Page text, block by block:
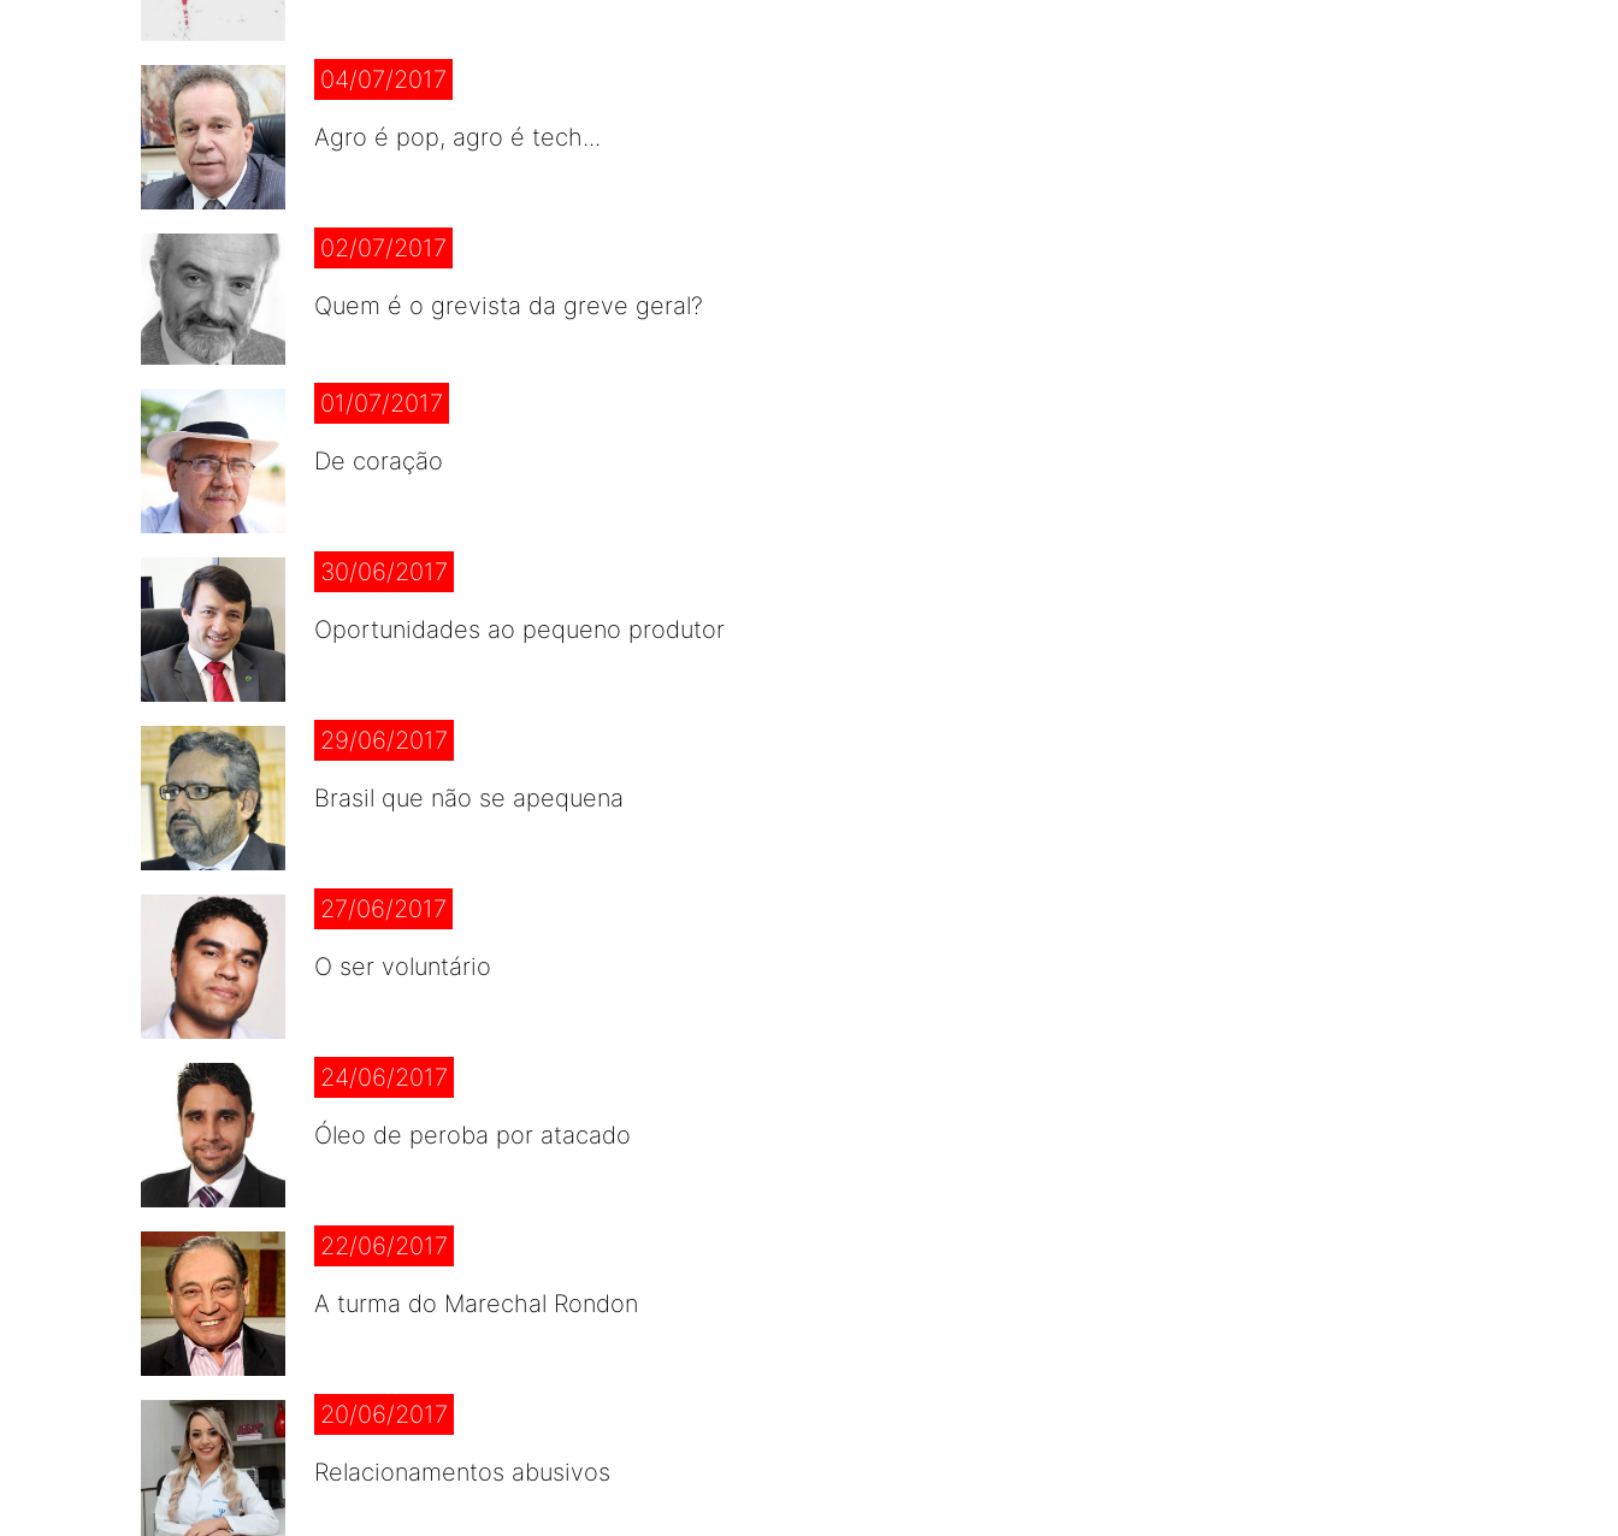
04/07/2017
Agro é pop, agro é tech...
02/07/2017
Quem é o grevista da greve geral?
01/07/2017
De coração
30/06/2017
Oportunidades ao pequeno produtor
29/06/2017
Brasil que não se apequena
27/06/2017
O ser voluntário
24/06/2017
Óleo de peroba por atacado
22/06/2017
A turma do Marechal Rondon
20/06/2017
Relacionamentos abusivos